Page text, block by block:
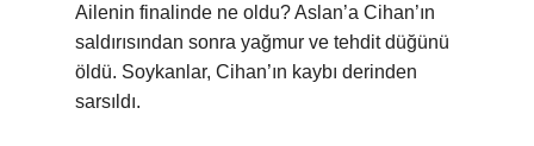
Ailenin finalinde ne oldu? Aslan’a Cihan’ın
saldırısından sonra yağmur ve tehdit düğünü
öldü. Soykanlar, Cihan’ın kaybı derinden
sarsıldı.